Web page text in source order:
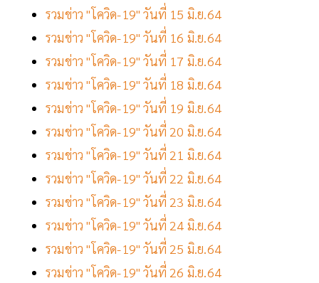
รวมข่าว "โควิด-19" วันที่ 15 มิ.ย.64
รวมข่าว "โควิด-19" วันที่ 16 มิ.ย.64
รวมข่าว "โควิด-19" วันที่ 17 มิ.ย.64
รวมข่าว "โควิด-19" วันที่ 18 มิ.ย.64
รวมข่าว "โควิด-19" วันที่ 19 มิ.ย.64
รวมข่าว "โควิด-19" วันที่ 20 มิ.ย.64
รวมข่าว "โควิด-19" วันที่ 21 มิ.ย.64
รวมข่าว "โควิด-19" วันที่ 22 มิ.ย.64
รวมข่าว "โควิด-19" วันที่ 23 มิ.ย.64
รวมข่าว "โควิด-19" วันที่ 24 มิ.ย.64
รวมข่าว "โควิด-19" วันที่ 25 มิ.ย.64
รวมข่าว "โควิด-19" วันที่ 26 มิ.ย.64